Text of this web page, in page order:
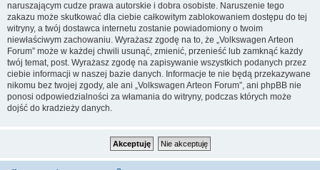
naruszającym cudze prawa autorskie i dobra osobiste. Naruszenie tego
zakazu może skutkować dla ciebie całkowitym zablokowaniem dostępu do tej
witryny, a twój dostawca internetu zostanie powiadomiony o twoim
niewłaściwym zachowaniu. Wyrażasz zgodę na to, że „Volkswagen Arteon
Forum” może w każdej chwili usunąć, zmienić, przenieść lub zamknąć każdy
twój temat, post. Wyrażasz zgodę na zapisywanie wszystkich podanych przez
ciebie informacji w naszej bazie danych. Informacje te nie będą przekazywane
nikomu bez twojej zgody, ale ani „Volkswagen Arteon Forum”, ani phpBB nie
ponosi odpowiedzialności za włamania do witryny, podczas których może
dojść do kradzieży danych.